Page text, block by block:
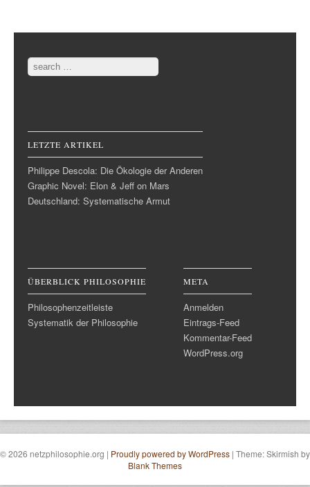
Post navigation
Search
LETZTE ARTIKEL
Philippe Descola: Die Ökologie der Anderen
Graphic Novel: Elon & Jeff on Mars
Deutschland: Systematische Armut
ÜBERBLICK PHILOSOPHIE
Philosophenzeitleiste
Systematik der Philosophie
META
Anmelden
Eintrags-Feed
Kommentar-Feed
WordPress.org
© 2026 netzphilosophie.org | Proudly powered by WordPress | Theme: Skirmish by
Blank Themes